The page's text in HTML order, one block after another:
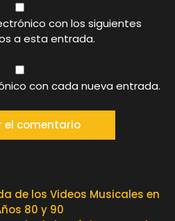
con los siguientes
a esta entrada.
con cada nueva entrada.
de los Videos Musicales en
80 y 90